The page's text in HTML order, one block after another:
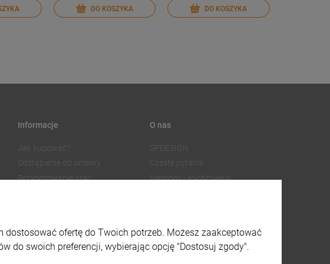
DO KOSZYKA DO KOSZYKA
Informacje
Jak kupować?
Odstąpienie od umowy
Przygotowanie prac
Ustawienia plików cookies
O nas
SPDESIGN
Częste pytania
Nagrody i wyróżnienia
X
ofertę do Twoich potrzeb. Możesz zaakceptować
do swoich preferencji, wybierając opcję "Dostosuj zgody".